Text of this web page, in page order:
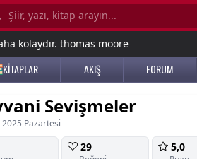
kolaydır. thomas moore
KİTAPLAR AKIŞ FORUM
Sevişmeler
2025 Pazartesi
29 5,0